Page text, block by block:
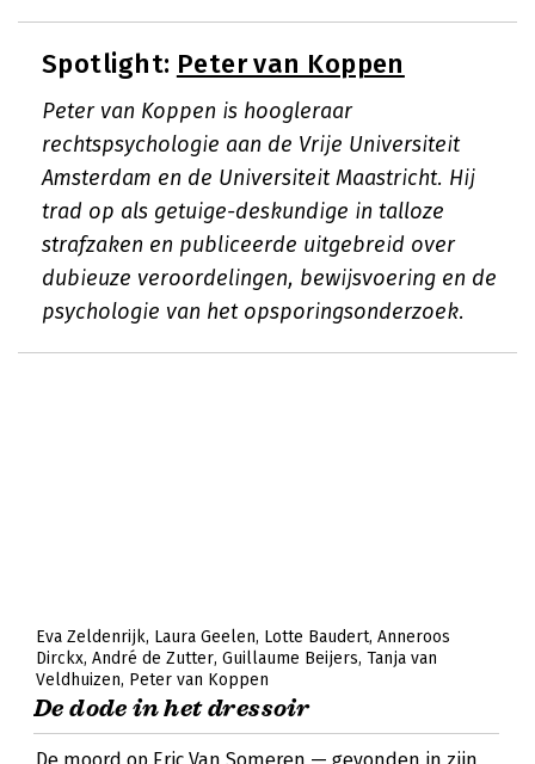
Spotlight: Peter van Koppen
Peter van Koppen is hoogleraar
rechtspsychologie aan de Vrije Universiteit
Amsterdam en de Universiteit Maastricht. Hij
trad op als getuige-deskundige in talloze
strafzaken en publiceerde uitgebreid over
dubieuze veroordelingen, bewijsvoering en de
psychologie van het opsporingsonderzoek.
Eva Zeldenrijk Laura Geelen Lotte Baudert Anneroos
Dirckx André de Zutter Guillaume Beijers Tanja van
Veldhuizen Peter van Koppen
De dode in het dressoir